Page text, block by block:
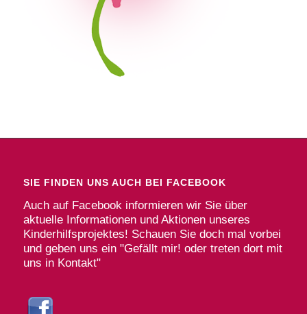
SIE FINDEN UNS AUCH BEI FACEBOOK
Auch auf Facebook informieren wir Sie über
aktuelle Informationen und Aktionen unseres
Kinderhilfsprojektes! Schauen Sie doch mal vorbei
und geben uns ein "Gefällt mir! oder treten dort mit
uns in Kontakt"